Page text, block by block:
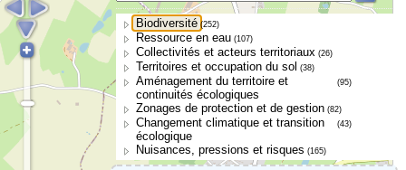
Biodiversité (252)
Ressource en eau (107)
Collectivités et acteurs territoriaux (26)
Territoires et occupation du sol (38)
Aménagement du territoire et
continuités écologiques
(95)
Zonages de protection et de gestion (82)
Changement climatique et transition
écologique
(43)
Nuisances, pressions et risques (165)